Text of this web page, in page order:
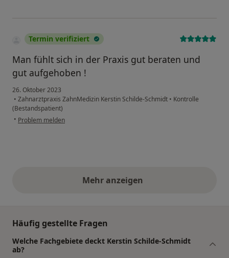
Termin verifiziert
Man fühlt sich in der Praxis gut beraten und
gut aufgehoben !
26. Oktober 2023
• Zahnarztpraxis ZahnMedizin Kerstin Schilde-Schmidt • Kontrolle
(Bestandspatient)
• Problem melden
Mehr anzeigenobige Stellungnahmen
Häufig gestellte Fragen
Welche Fachgebiete deckt Kerstin Schilde-Schmidt
ab?